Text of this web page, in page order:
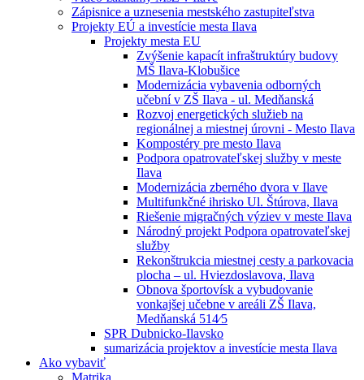
Zápisnice a uznesenia mestského zastupiteľstva
Projekty EÚ a investície mesta Ilava
Projekty mesta EU
Zvýšenie kapacít infraštruktúry budovy
MŠ Ilava-Klobušice
Modernizácia vybavenia odborných
učební v ZŠ Ilava - ul. Medňanská
Rozvoj energetických služieb na
regionálnej a miestnej úrovni - Mesto Ilava
Kompostéry pre mesto Ilava
Podpora opatrovateľskej služby v meste
Ilava
Modernizácia zberného dvora v Ilave
Multifunkčné ihrisko Ul. Štúrova, Ilava
Riešenie migračných výziev v meste Ilava
Národný projekt Podpora opatrovateľskej
služby
Rekonštrukcia miestnej cesty a parkovacia
plocha – ul. Hviezdoslavova, Ilava
Obnova športovísk a vybudovanie
vonkajšej učebne v areáli ZŠ Ilava,
Medňanská 514⁄5
SPR Dubnicko-Ilavsko
sumarizácia projektov a investície mesta Ilava
Ako vybaviť
Matrika